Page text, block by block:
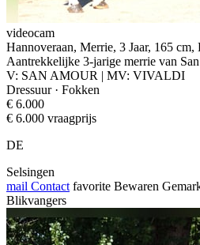
videocam
Hannoveraan, Merrie, 3 Jaar, 165 cm,
Aantrekkelijke 3-jarige merrie van
V: SAN AMOUR | MV: VIVALDI
Dressuur · Fokken
€ 6.000
€ 6.000 vraagprijs
DE
Selsingen
mail Contact favorite Bewaren
Blikvangers